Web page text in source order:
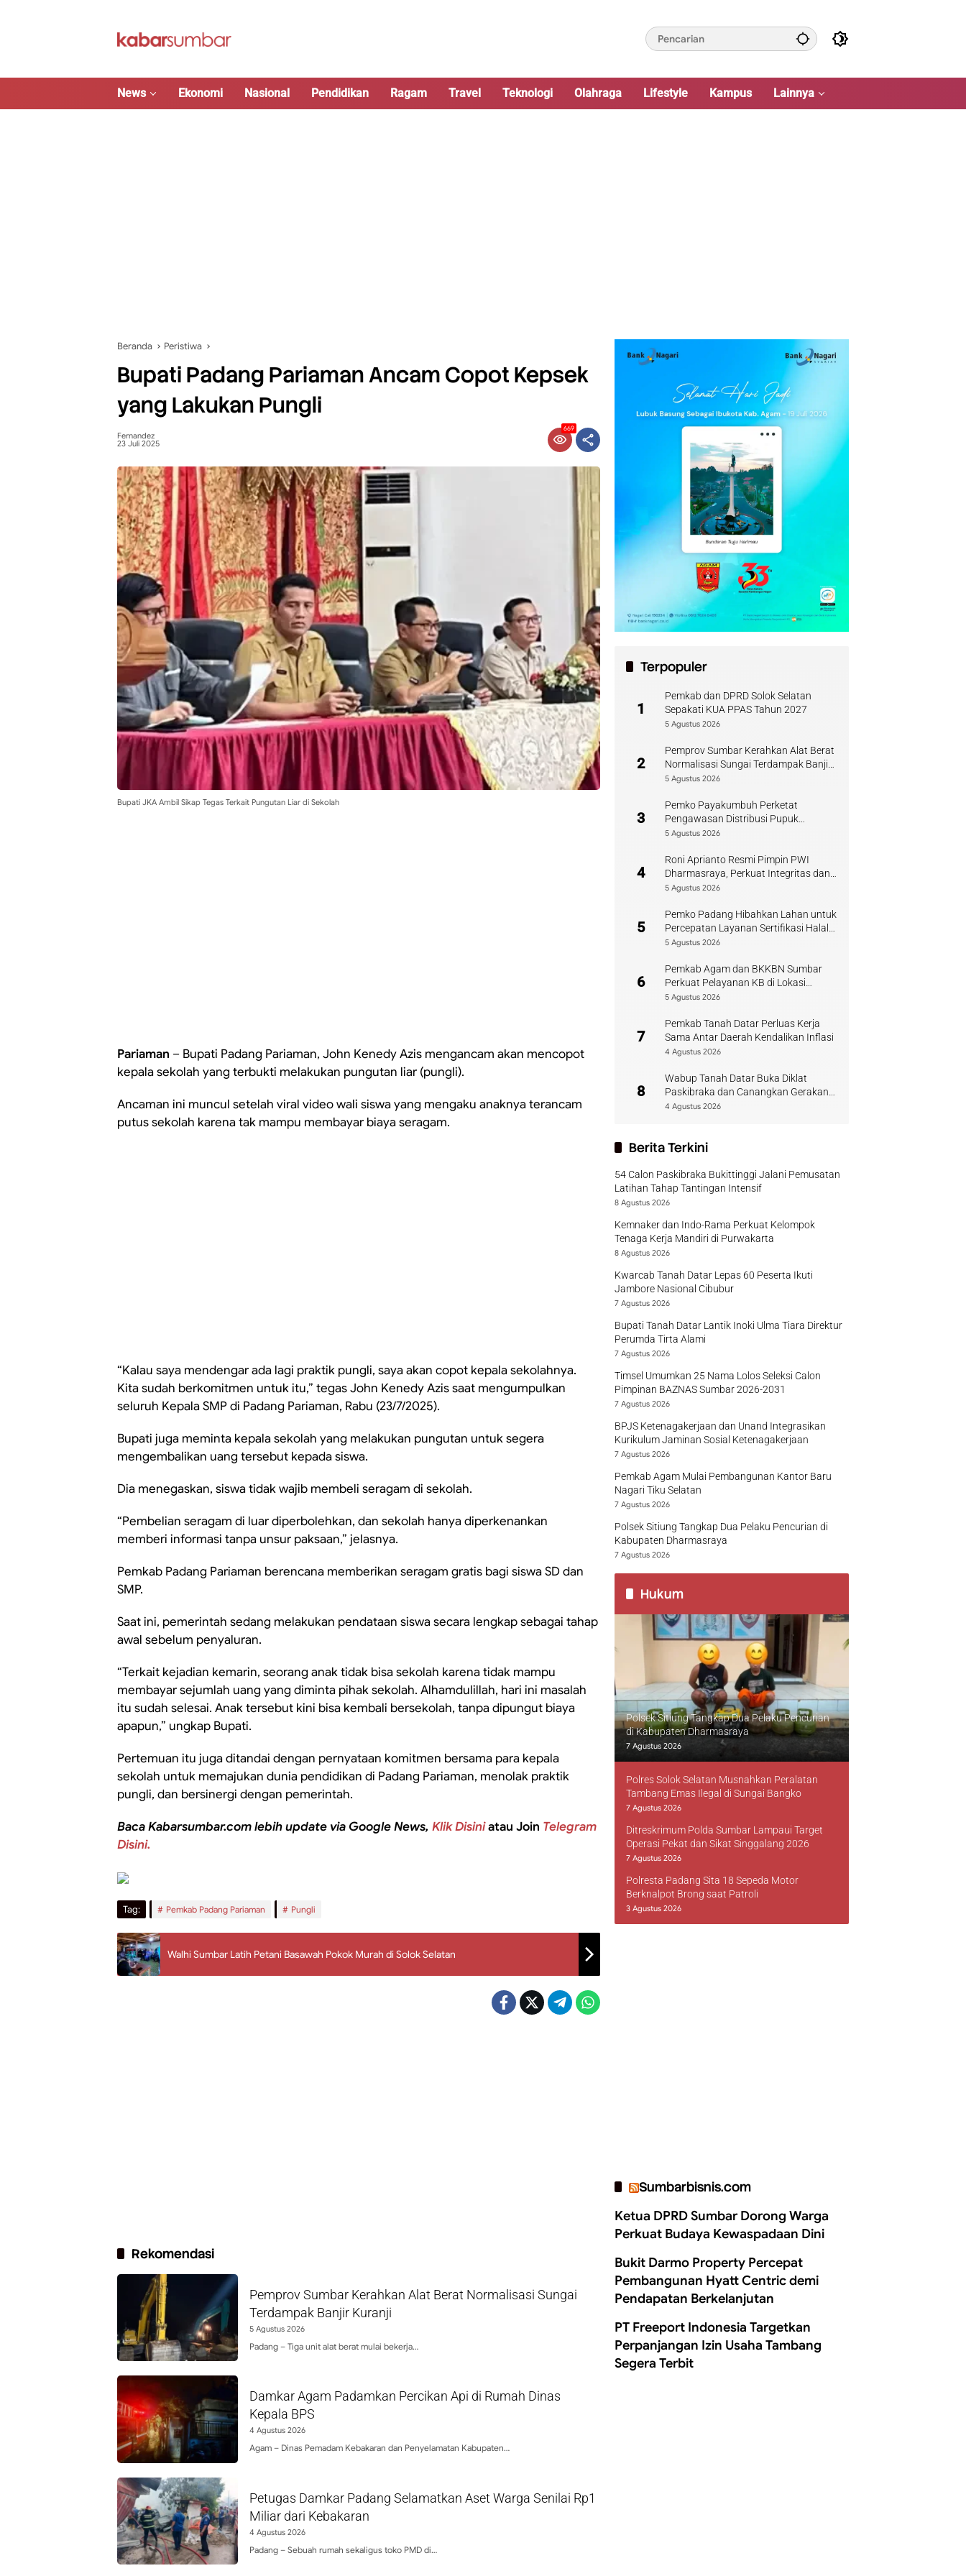
News Ekonomi Nasional Pendidikan Ragam Travel Teknologi Olahraga Lifestyle Kampus Lainnya
Beranda Peristiwa
Bupati Padang Pariaman Ancam Copot Kepsek
yang Lakukan Pungli
Fernandez
23 Juli 2025
669
Bupati JKA Ambil Sikap Tegas Terkait Pungutan Liar di Sekolah
Pariaman – Bupati Padang Pariaman, John Kenedy Azis mengancam akan mencopot
kepala sekolah yang terbukti melakukan pungutan liar (pungli).
Ancaman ini muncul setelah viral video wali siswa yang mengaku anaknya terancam
putus sekolah karena tak mampu membayar biaya seragam.
“Kalau saya mendengar ada lagi praktik pungli, saya akan copot kepala sekolahnya.
Kita sudah berkomitmen untuk itu,” tegas John Kenedy Azis saat mengumpulkan
seluruh Kepala SMP di Padang Pariaman, Rabu (23/7/2025).
Bupati juga meminta kepala sekolah yang melakukan pungutan untuk segera
mengembalikan uang tersebut kepada siswa.
Dia menegaskan, siswa tidak wajib membeli seragam di sekolah.
“Pembelian seragam di luar diperbolehkan, dan sekolah hanya diperkenankan
memberi informasi tanpa unsur paksaan,” jelasnya.
Pemkab Padang Pariaman berencana memberikan seragam gratis bagi siswa SD dan
SMP.
Saat ini, pemerintah sedang melakukan pendataan siswa secara lengkap sebagai tahap
awal sebelum penyaluran.
“Terkait kejadian kemarin, seorang anak tidak bisa sekolah karena tidak mampu
membayar sejumlah uang yang diminta pihak sekolah. Alhamdulillah, hari ini masalah
itu sudah selesai. Anak tersebut kini bisa kembali bersekolah, tanpa dipungut biaya
apapun,” ungkap Bupati.
Pertemuan itu juga ditandai dengan pernyataan komitmen bersama para kepala
sekolah untuk memajukan dunia pendidikan di Padang Pariaman, menolak praktik
pungli, dan bersinergi dengan pemerintah.
Baca Kabarsumbar.com lebih update via Google News, Klik Disiniatau Join Telegram
Disini.
Tag: Pemkab Padang Pariaman Pungli
Walhi Sumbar Latih Petani Basawah Pokok Murah di Solok Selatan
Rekomendasi
Pemprov Sumbar Kerahkan Alat Berat Normalisasi Sungai
Terdampak Banjir Kuranji
5 Agustus 2026
Padang – Tiga unit alat berat mulai bekerja…
Damkar Agam Padamkan Percikan Api di Rumah Dinas
Kepala BPS
4 Agustus 2026
Agam – Dinas Pemadam Kebakaran dan Penyelamatan Kabupaten…
Petugas Damkar Padang Selamatkan Aset Warga Senilai Rp1
Miliar dari Kebakaran
4 Agustus 2026
Padang – Sebuah rumah sekaligus toko PMD di…
Terpopuler
1
Pemkab dan DPRD Solok Selatan
Sepakati KUA PPAS Tahun 2027
5 Agustus 2026
2
Pemprov Sumbar Kerahkan Alat Berat
Normalisasi Sungai Terdampak Banjir
Kuranji
5 Agustus 2026
3
Pemko Payakumbuh Perketat
Pengawasan Distribusi Pupuk
Bersubsidi bagi Petani Lokal
5 Agustus 2026
4
Roni Aprianto Resmi Pimpin PWI
Dharmasraya, Perkuat Integritas dan
Kompetensi Jurnalis
5 Agustus 2026
5
Pemko Padang Hibahkan Lahan untuk
Percepatan Layanan Sertifikasi Halal
di Sumbar
5 Agustus 2026
6
Pemkab Agam dan BKKBN Sumbar
Perkuat Pelayanan KB di Lokasi
Bencana
5 Agustus 2026
7
Pemkab Tanah Datar Perluas Kerja
Sama Antar Daerah Kendalikan Inflasi
4 Agustus 2026
8
Wabup Tanah Datar Buka Diklat
Paskibraka dan Canangkan Gerakan
Bendera
4 Agustus 2026
Berita Terkini
54 Calon Paskibraka Bukittinggi Jalani Pemusatan
Latihan Tahap Tantingan Intensif
8 Agustus 2026
Kemnaker dan Indo-Rama Perkuat Kelompok
Tenaga Kerja Mandiri di Purwakarta
8 Agustus 2026
Kwarcab Tanah Datar Lepas 60 Peserta Ikuti
Jambore Nasional Cibubur
7 Agustus 2026
Bupati Tanah Datar Lantik Inoki Ulma Tiara Direktur
Perumda Tirta Alami
7 Agustus 2026
Timsel Umumkan 25 Nama Lolos Seleksi Calon
Pimpinan BAZNAS Sumbar 2026-2031
7 Agustus 2026
BPJS Ketenagakerjaan dan Unand Integrasikan
Kurikulum Jaminan Sosial Ketenagakerjaan
7 Agustus 2026
Pemkab Agam Mulai Pembangunan Kantor Baru
Nagari Tiku Selatan
7 Agustus 2026
Polsek Sitiung Tangkap Dua Pelaku Pencurian di
Kabupaten Dharmasraya
7 Agustus 2026
Hukum
Polsek Sitiung Tangkap Dua Pelaku Pencurian
di Kabupaten Dharmasraya
7 Agustus 2026
Polres Solok Selatan Musnahkan Peralatan
Tambang Emas Ilegal di Sungai Bangko
7 Agustus 2026
Ditreskrimum Polda Sumbar Lampaui Target
Operasi Pekat dan Sikat Singgalang 2026
7 Agustus 2026
Polresta Padang Sita 18 Sepeda Motor
Berknalpot Brong saat Patroli
3 Agustus 2026
Sumbarbisnis.com
Ketua DPRD Sumbar Dorong Warga
Perkuat Budaya Kewaspadaan Dini
Bukit Darmo Property Percepat
Pembangunan Hyatt Centric demi
Pendapatan Berkelanjutan
PT Freeport Indonesia Targetkan
Perpanjangan Izin Usaha Tambang
Segera Terbit